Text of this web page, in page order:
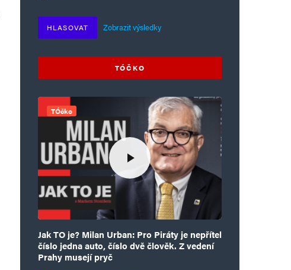
HLASOVAT Zobrazit výsledky
TÓČKO
TÓčko
Jak TO je? Milan Urban: Pro Piráty je nepřítel
číslo jedna auto, číslo dvě člověk. Z vedení
Prahy musejí pryč